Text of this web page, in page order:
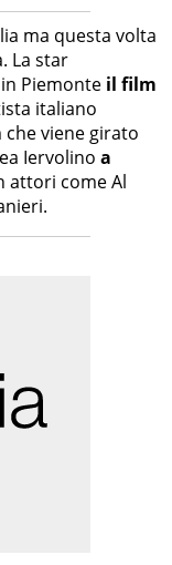
ma questa volta
La star
Piemonte il film
italiano
che viene girato
Iervolino a
attori come Al